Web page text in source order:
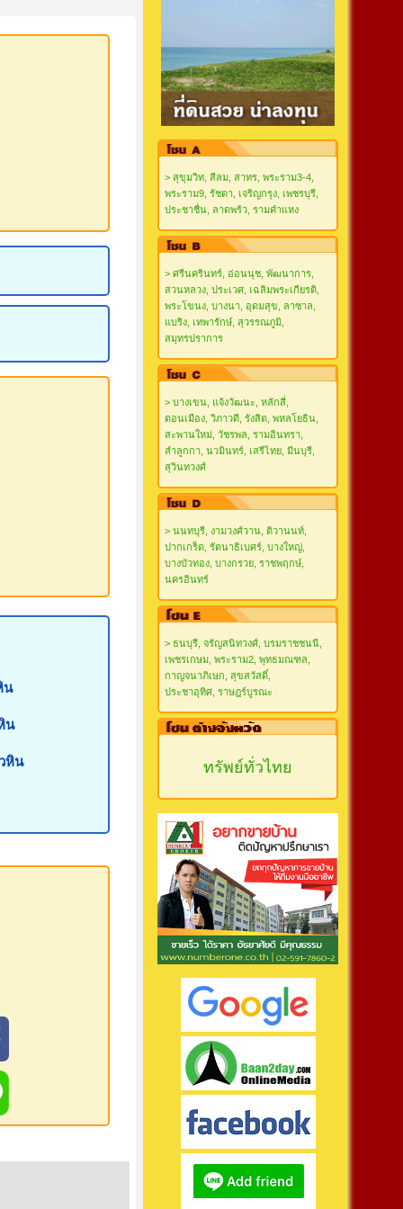
น
น
หิน
> สุขุมวิท, สีลม, สาทร, พระราม3-4,
พระราม9, รัชดา, เจริญกรุง, เพชรบุรี,
ประชาชื่น, ลาดพร้ว, รามคำแหง
> ศรีนครินทร์, อ่อนนุช, พัฒนาการ,
สวนหลวง, ประเวศ, เฉลิมพระเกียรติ,
พระโขนง, บางนา, อุดมสุข, ลาซาล,
แบริง, เทพารักษ์, สุวรรณภูมิ,
สมุทรปราการ
> บางเขน, แจ้งวัฒนะ, หลักสี่,
ดอนเมือง, วิภาวดี, รังสิต, พหลโยธิน,
สะพานใหม่, วัชรพล, รามอินทรา,
ลำลูกกา, นวมินทร์, เสรีไทย, มีนบุรี,
สุวินทวงศ์
> นนทบุรี, งามวงศ์วาน, ติวานนท์,
ปากเกร็ด, รัตนาธิเบศร์, บางใหญ่,
บางบัวทอง, บางกรวย, ราชพฤกษ์,
นครอินทร์
> ธนบุรี, จรัญสนิทวงศ์, บรมราชชนนี,
เพชรเกษม, พระราม2, พุทธมณฑล,
กาญจนาภิเษก, สุขสวัสดิ์,
ประชาอุทิศ, ราษฎร์บูรณะ
ทรัพย์ทั่วไทย